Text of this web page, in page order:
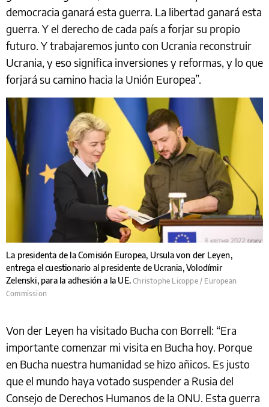
democracia ganará esta guerra. La libertad ganará esta
guerra. Y el derecho de cada país a forjar su propio
futuro. Y trabajaremos junto con Ucrania reconstruir
Ucrania, y eso significa inversiones y reformas, y lo que
forjará su camino hacia la Unión Europea”.
La presidenta de la Comisión Europea, Ursula von der Leyen,
entrega el cuestionario al presidente de Ucrania, Volodímir
Zelenski, para la adhesión a la UE.Christophe Licoppe / European
Commission
Von der Leyen ha visitado Bucha con Borrell: “Era
importante comenzar mi visita en Bucha hoy. Porque
en Bucha nuestra humanidad se hizo añicos. Es justo
que el mundo haya votado suspender a Rusia del
Consejo de Derechos Humanos de la ONU. Esta guerra